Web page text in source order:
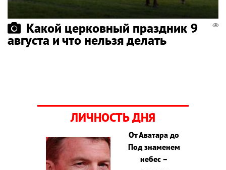
Какой церковный праздник 9
августа и что нельзя делать
ЛИЧНОСТЬ ДНЯ
От Аватара до
Под знаменем
небес –